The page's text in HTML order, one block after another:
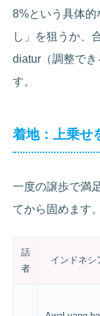
8%という具体
し」を狙うか、
diatur（調整で
す。
着地：上乗せ
一度の譲歩で満
てから固めます。
話
者
インドネシ